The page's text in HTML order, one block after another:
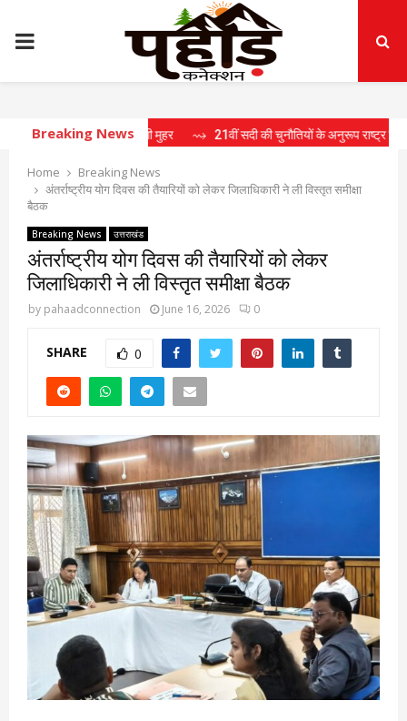
PRIMARY
MENU
Breaking News
प्रस्तावों पर लगी मुहर ⇝ 21वीं सदी की चुनौतियों के अनुरूप राष्ट्र निर्माण के लिए
Home
Breaking News
अंतर्राष्ट्रीय योग दिवस की तैयारियों को लेकर जिलाधिकारी ने ली विस्तृत समीक्षा
बैठक
Breaking News उत्तराखंड
अंतर्राष्ट्रीय योग दिवस की तैयारियों को लेकर
जिलाधिकारी ने ली विस्तृत समीक्षा बैठक
by pahaadconnection June 16, 2026 0
SHARE 0